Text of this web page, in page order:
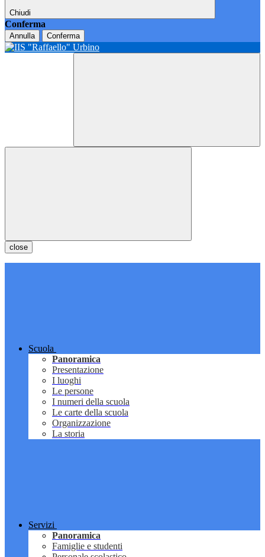
Chiudi
Conferma
Annulla Conferma
close
Scuola
Panoramica
Presentazione
I luoghi
Le persone
I numeri della scuola
Le carte della scuola
Organizzazione
La storia
Servizi
Panoramica
Famiglie e studenti